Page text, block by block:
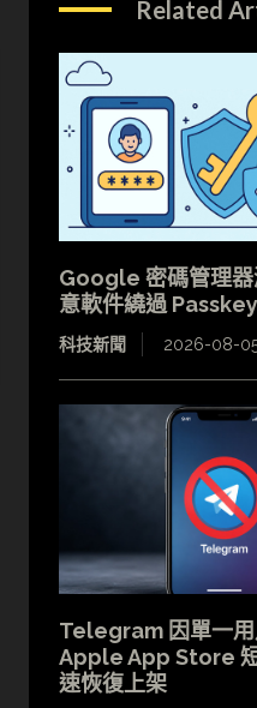
Related
Google 密碼管理
意軟件繞過
科技新聞 2026-08-
Telegram 因單一用
Apple App Store
速恢復上架